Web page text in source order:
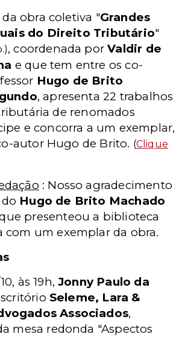
da obra coletiva "Grandes
do Direito Tributário"
, coordenada porValdir de
e que tem entre os co-
Hugo de Brito
, apresenta 22 trabalhos
de renomados
e concorra a um exemplar,
autor Hugo de Brito. (Clique
: Nosso agradecimento
Hugo de Brito Machado
presenteou a biblioteca
com um exemplar da obra.
às 19h,Jonny Paulo da
Seleme, Lara &
Associados,
mesa redonda "Aspectos